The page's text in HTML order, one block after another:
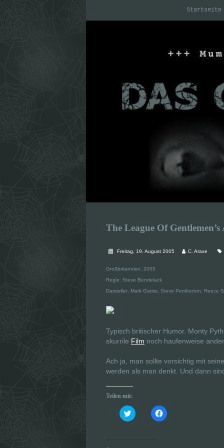
Startseite
The League Of Gentlemen’s
Freitag, 19. August 2005 C. Araxe
Großbritannien, 2005
Regie: Steve Bendelack
Darsteller: Mark Gatiss, Steve Pemberton, Reece
Typisch britischer Humor. Monty
skurrile Film noch haufenweise
Ach ja, man sollte vorsichtig mit
werden als man denkt. Und dann
Teilen mit:
K
l
K
l